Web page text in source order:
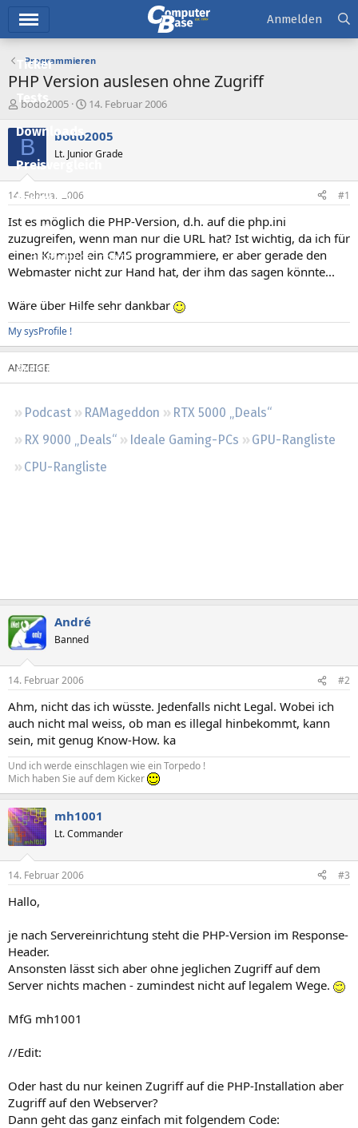
Ticker
Tests
Downloads
Preisvergleich
Forum
Aktuelles
Empfohlene Inhalte
Neueste Aktivitäten
Leserartikel
Regeln
Podcast RAMageddon
RTX 5000 „Deals“
RX 9000 „Deals“
Ideale Gaming-PCs
GPU-Rangliste
CPU-Rangliste
Anmelden
Programmieren
PHP Version auslesen ohne Zugriff
E
s
e
e
r
bodo2005
E
s
e
t
a
14. Februar 2006
B bodo2005
Lt. Junior Grade
14. Februar 2006 #1
Ist es möglich die PHP-Version, d.h. auf die php.ini
zuzugreifen, wenn man nur die URL hat? Ist wichtig, da ich für
einen Kumpel ein CMS programmiere, er aber gerade den
Webmaster nicht zur Hand hat, der ihm das sagen könnte...
Wäre über Hilfe sehr dankbar
My sysProfile !
André
Banned
14. Februar 2006 #2
Ahm, nicht das ich wüsste. Jedenfalls nicht Legal. Wobei ich
auch nicht mal weiss, ob man es illegal hinbekommt, kann
sein, mit genug Know-How. ka
Und ich werde einschlagen wie ein Torpedo !
Mich haben Sie auf dem Kicker
mh1001
Lt. Commander
14. Februar 2006 #3
Hallo,
je nach Servereinrichtung steht die PHP-Version im Response-
Header.
Ansonsten lässt sich aber ohne jeglichen Zugriff auf dem
Server nichts machen - zumindest nicht auf legalem Wege.
MfG mh1001
//Edit:
Oder hast du nur keinen Zugriff auf die PHP-Installation aber
Zugriff auf den Webserver?
Dann geht das ganz einfach mit folgendem Code: